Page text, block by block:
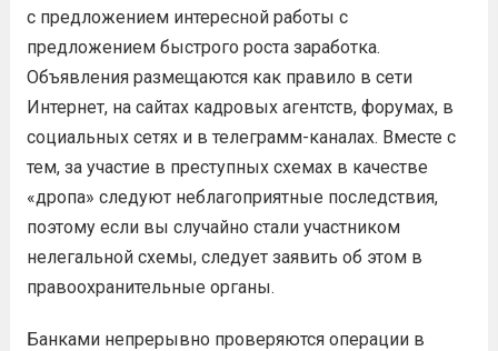
с предложением интересной работы с
предложением быстрого роста заработка.
Объявления размещаются как правило в сети
Интернет, на сайтах кадровых агентств, форумах, в
социальных сетях и в телеграмм-каналах. Вместе с
тем, за участие в преступных схемах в качестве
«дропа» следуют неблагоприятные последствия,
поэтому если вы случайно стали участником
нелегальной схемы, следует заявить об этом в
правоохранительные органы.
Банками непрерывно проверяются операции в